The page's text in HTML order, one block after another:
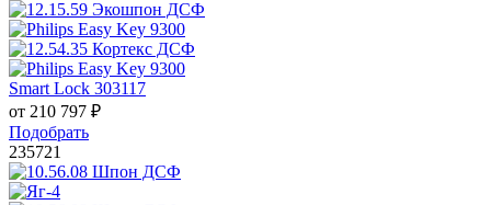
Smart Lock 303117
от 210 797 ₽
Подобрать
235721